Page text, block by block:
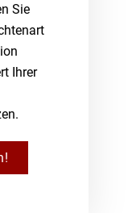
Sie
Ihrer